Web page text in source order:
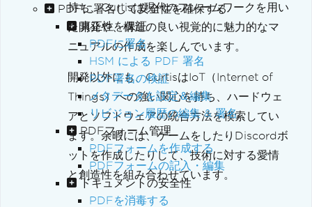
PDFに署名して安全性を確保する
真正性を保証
PDFに署名
HSM による PDF 署名
PDF署名の検証
メタデータを設定＆編集
リビジョン履歴の編集 & 署名
PDFフォーム管理
PDFフォームを作成する
PDFフォームの記入・編集
ドキュメントの安全性
PDFを消毒する
持ち、Curtisは現代のフレームワークを用い
た開発や、構造の良い視覚的に魅力的なマ
ニュアルの作成を楽しんでいます。
開発以外にも、CurtisはIoT（Internet of
Things）への強い関心を持ち、ハードウェ
アとソフトウェアの統合方法を模索してい
ます。余暇には、ゲームをしたりDiscordボ
ットを作成したりして、技術に対する愛情
と創造性を組み合わせています。